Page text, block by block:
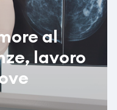
al
lavoro